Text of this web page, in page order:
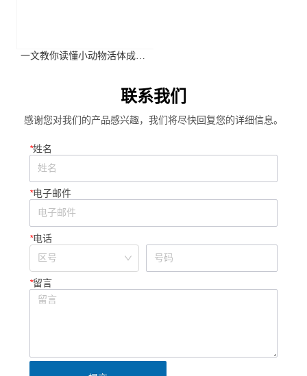
一文教你读懂小动物活体成像
联系我们
感谢您对我们的产品感兴趣，我们将尽快回复您的详细信息。
*姓名
*电子邮件
*电话
*留言